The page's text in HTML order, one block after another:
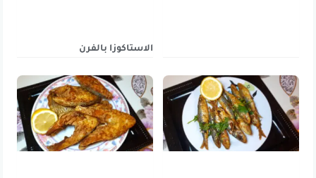
الاستاكوزا بالفرن